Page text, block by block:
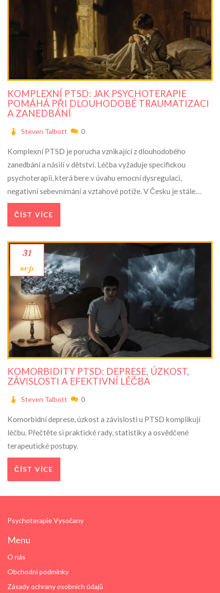
KOMPLEXNÍ PTSD: JAK PSYCHOTERAPIE
POMÁHÁ PŘI DLOUHODOBÉ TRAUMATIZACI
A ZANEDBÁNÍ
Steven Talbott 0
Komplexní PTSD je porucha vznikající z dlouhodobého
zanedbání a násilí v dětství. Léčba vyžaduje specifickou
psychoterapii, která bere v úvahu emocní dysregulaci,
negativní sebevnímání a vztahové potíže. V Česku je stále
málo terapeutů s příslušným vzděláním.
ČÍST VÍCE
31
srp
KOMORBIDITY PTSD: DEPRESE, ÚZKOST,
ZÁVISLOSTI A EFEKTIVNÍ LÉČBA
Steven Talbott 0
Komorbidní deprese, úzkost a závislosti u PTSD komplikují
léčbu. Přečtěte si praktické rady, statistiky a osvědčené
terapeutické postupy.
ČÍST VÍCE
Psychoterapie Vysočany
Menu
O nás
Obchodní podmínky
Zásady ochrany osobních údajů